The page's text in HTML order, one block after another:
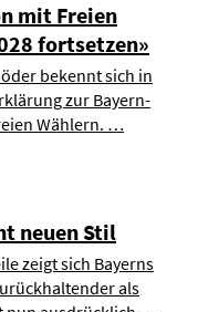
mit Freien
fortsetzen»
bekennt sich in
zur Bayern-
Wählern. …
neuen Stil
zeigt sich Bayerns
als